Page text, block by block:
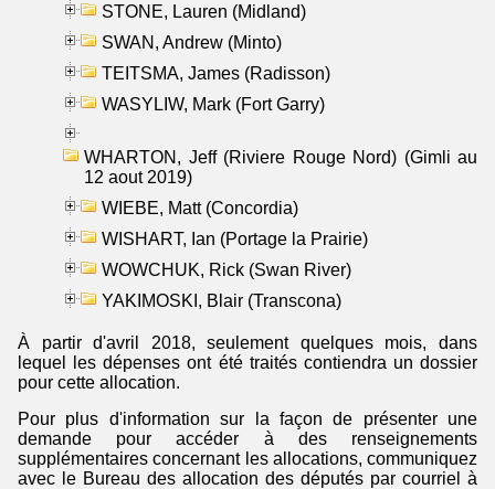
STONE, Lauren (Midland)
SWAN, Andrew (Minto)
TEITSMA, James (Radisson)
WASYLIW, Mark (Fort Garry)
WHARTON, Jeff (Riviere Rouge Nord) (Gimli au
12 aout 2019)
WIEBE, Matt (Concordia)
WISHART, Ian (Portage la Prairie)
WOWCHUK, Rick (Swan River)
YAKIMOSKI, Blair (Transcona)
À partir d'avril 2018, seulement quelques mois, dans
lequel les dépenses ont été traités contiendra un dossier
pour cette allocation.
Pour plus d'information sur la façon de présenter une
demande pour accéder à des renseignements
supplémentaires concernant les allocations, communiquez
avec le Bureau des allocation des députés par courriel à